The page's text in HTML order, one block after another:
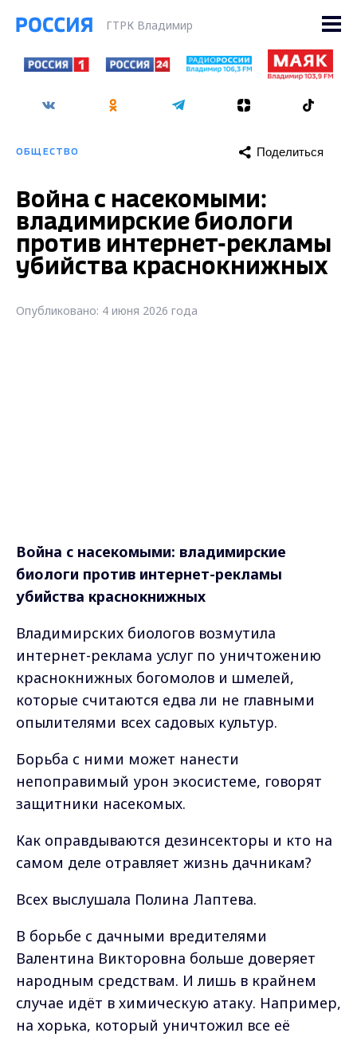
ГТРК Владимир
ОБЩЕСТВО Поделиться
Война с насекомыми:
владимирские биологи
против интернет-рекламы
убийства краснокнижных
Опубликовано: 4 июня 2026 года
Война с насекомыми: владимирские
биологи против интернет-рекламы
убийства краснокнижных
Владимирских биологов возмутила
интернет-реклама услуг по уничтожению
краснокнижных богомолов и шмелей,
которые считаются едва ли не главными
опылителями всех садовых культур.
Борьба с ними может нанести
непоправимый урон экосистеме, говорят
защитники насекомых.
Как оправдываются дезинсекторы и кто на
самом деле отравляет жизнь дачникам?
Всех выслушала Полина Лаптева.
В борьбе с дачными вредителями
Валентина Викторовна больше доверяет
народным средствам. И лишь в крайнем
случае идёт в химическую атаку. Например,
на хорька, который уничтожил все её